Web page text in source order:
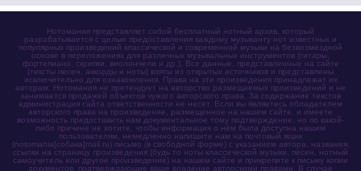
Нотомания представляет собой бесплатный нотный архив, который
разрабатывается с целью предоставления каждому музыканту нот известных и
популярных произведений классической и современной музыки на безвозмездной
основе в переложениях для различных музыкальных инструментов (гитары,
фортепиано, скрипки, виолончели и др.). Все данные, представленные на сайте
(тексты песен, аккорды и ноты) взяты из открытых источников и представлены
исключительно для ознакомления. Права на эти произведения принадлежат их
авторам. Нотомания не претендует на авторство размещаемых произведений и не
занимается продажей объектов чужого авторского права. За содержание текстов
администрация сайта ответственности не несет. Если вы являетесь обладателем
авторского права на произведение, размещенное на нашем сайте, и имеете
возможность предоставить нам документальное тому подтверждение, но по какой-
либо причине не хотите, чтобы информация о нём была доступна нашим
пользователям, немедленно напишите нам на почтовый ящик
(notomania[собака]mail.ru) письмо (в свободной форме) с указанием автора, названия,
ссылки на страницу произведения (будь то ноты классической музыки, песен, нотный
самоучитель или другое произведение) на нашем сайте и прикрепите к письму копии
документов, подтверждающие ваше владение авторскими правами. В случае